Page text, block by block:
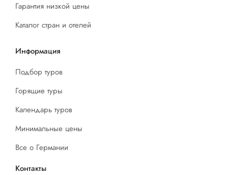
Гарантия низкой цены
Каталог стран и отелей
Информация
Подбор туров
Горящие туры
Календарь туров
Минимальные цены
Все о Германии
Контакты